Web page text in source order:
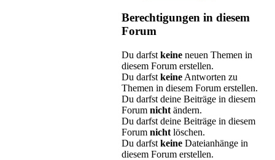
Berechtigungen in diesem
Forum
Du darfst keine neuen Themen in
diesem Forum erstellen.
Du darfst keine Antworten zu
Themen in diesem Forum erstellen.
Du darfst deine Beiträge in diesem
Forum nicht ändern.
Du darfst deine Beiträge in diesem
Forum nicht löschen.
Du darfst keine Dateianhänge in
diesem Forum erstellen.